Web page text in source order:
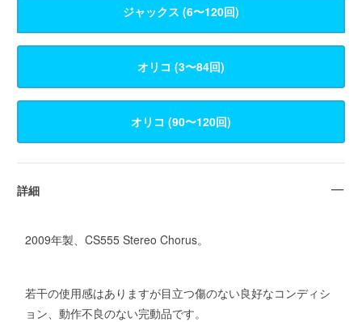
ジャックス (6〜120回)
詳細
2009年製、CS555 Stereo Chorus。
若干の使用感はありますが目立つ傷のない良好なコンディシ
ョン、動作不良のない完動品です。